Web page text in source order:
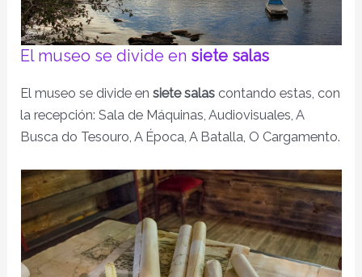
El museo se divide en siete salas
El museo se divide ensiete salas contando estas, con
la recepción: Sala de Máquinas, Audiovisuales, A
Busca do Tesouro, A Época, A Batalla, O Cargamento.